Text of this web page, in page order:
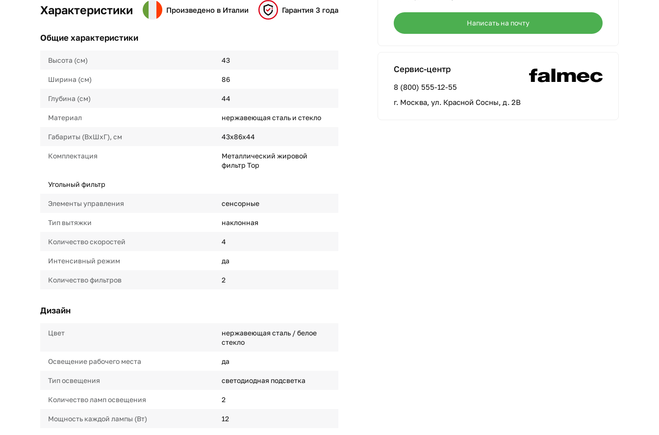
Характеристики Произведено в Италии Гарантия 3 года
Общие характеристики
Высота (см) 43
Ширина (см) 86
Глубина (см) 44
Материал нержавеющая сталь и стекло
Габариты (ВхШхГ), см 43х86х44
Комплектация
Металлический жировой
фильтр Top
Угольный фильтр
Элементы управления сенсорные
Тип вытяжки наклонная
Количество скоростей 4
Интенсивный режим да
Количество фильтров 2
Дизайн
Цвет
нержавеющая сталь / белое
стекло
Освещение рабочего места да
Тип освещения светодиодная подсветка
Количество ламп освещения 2
Мощность каждой лампы (Вт) 12
Написать на почту
Сервис-центр
8 (800) 555-12-55
г. Москва, ул. Красной Сосны, д. 2В